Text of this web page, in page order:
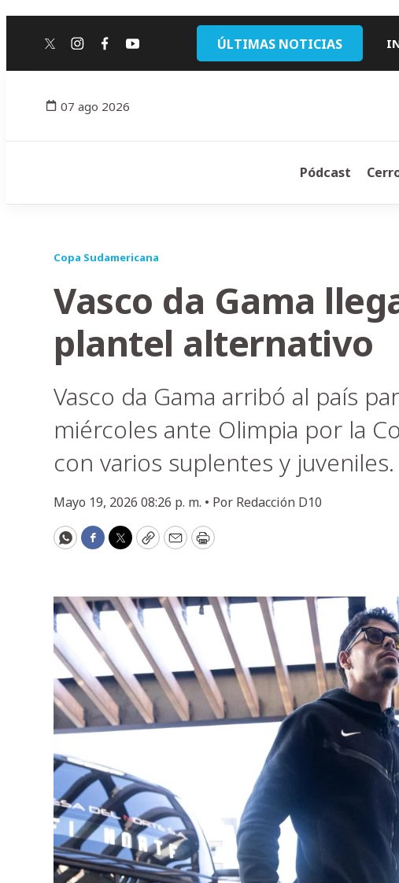
twitterinstagram
facebook
youtube ÚLTIMAS NOTICIAS
07 ago 2026
Pódcast
Copa Sudamericana
Vasco da Gama
plantel alternativo
Vasco da Gama arribó al país
miércoles ante Olimpia por la
con varios suplentes y juveniles.
Mayo 19, 2026 08:26 p. m. • Por Redacción D10
WhatsApp
Facebook
Twitter
CopyEmailPrint